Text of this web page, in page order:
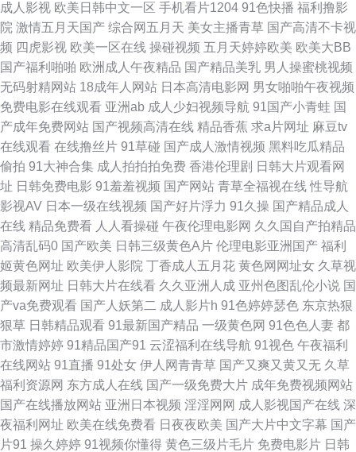
一传媒在线看 日本一品大道 亚洲a级 AV新网址 国产成人久草 青青操香蕉 97
麻豆传媒国产 国产福利导航第 久久五月资源网 日韩AV看片网站 伊人AV电影
97超碰论坛 成人剧场 国语对白在线播放 蜜桃91精品 午夜少妇 97色亚洲 国
产日韩精品欧美 免费观看91视频 日韩激情色图 亚洲视频一区91 97超碰人妻
在线 成人免费观看视频 激情影音播放综合 日韩精品福利网址 91处女视频 超
碰97国产 韩国理论午夜 欧美专区一区 午夜AV剧院 91自都在线 丁香九月大
香蕉 久草99 日逼国产视频 91夫妻大香蕉 超碰在线免费97 韩国无码成人 欧
美一区免费 午夜福利a毛片 91视频社区 超碰热99 精品人vv 青草青草 最新
AV在线 草草福利视频导航 黑料自拍网 欧美setu 色图专区区 宅福利白浆 A片
网页 海角社区亚瑟 欧美人妖另类 神马黄色影院 www九九热 激情伊人22 日
本毛荣荣 91网站黄 东京热15p 久久草国产 日本高清视频网站 亚洲影院老司
成人影视 欧美日韩中文一区 手机看片1204 91色快播 福利撸影
院 激情五月天国产 综合网五月天 美女主播青草 国产高清不卡视
频 四虎影视 欧美一区在线 操碰视频 五月天婷婷欧美 欧美大BB
国产福利啪啪 欧洲成人午夜精品 国产精品美乳 男人操蜜桃视频
无码射精网站 18成年人网站 日本高清电影网 男女啪啪午夜视频
免费电影在线观看 亚洲ab 成人少妇视频导航 91国产小青蛙 国
产成年免费网站 国产视频高清在线 精品香蕉 求a片网址 麻豆tv
在线观看 在线撸丝片 91草碰 国产成人激情视频 黑料吃瓜精品
偷拍 91大神合集 成人拍拍拍免费 香港伦理剧 日韩大片观看网
址 日韩免费电影 91羞羞视频 国产网站 青草全福视在线 性导航
影视AV 日本一级在线视频 国产好片浮力 91久操 国产精品成人
在线 精品免费看 人人看操碰 午夜伦理电影网 久久国自产拍精品
高清乱码0 国产欧美 日韩三级黄色A片 伦理电影亚洲国产 福利
姬黄色网址 欧美伊人影院 丁香成人五月花 黄色网网址女 久草视
频最新网址 日韩大片在线看 久久亚洲人成 亚州色图乱伦小说 国
产va免费观看 国产人妖第二 成人影片h 91色婷婷瑟色 东京热狠
狠草 日韩精品观看 91最新国产精品 一级黄色网 91色色人妻 都
市激情婷婷 91精品国产91 云涩福利在线导航 91视色 午夜福利
在线网站 91直播 91处女 伊人网青青草 国产又爽又黄又无 久草
福利资源网 东方成人在线 国产一级免费大片 成年免费视频网站
国产在线播放网站 亚洲日本视频 淫淫网网 成人影视国产在线 深
夜福利网址 欧美在线免费看 日夜夜欧美 国产大片中文字幕 国产
片91 操久婷婷 91视频你懂得 黄色三级片毛片 免费电影片 日韩